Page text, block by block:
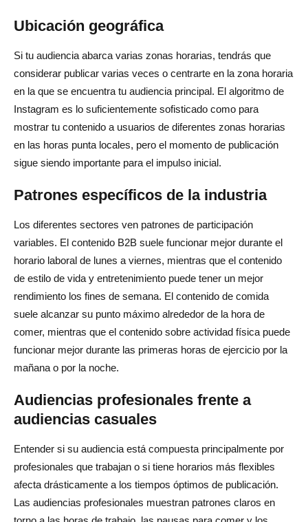
Ubicación geográfica
Si tu audiencia abarca varias zonas horarias, tendrás que
considerar publicar varias veces o centrarte en la zona horaria
en la que se encuentra tu audiencia principal. El algoritmo de
Instagram es lo suficientemente sofisticado como para
mostrar tu contenido a usuarios de diferentes zonas horarias
en las horas punta locales, pero el momento de publicación
sigue siendo importante para el impulso inicial.
Patrones específicos de la industria
Los diferentes sectores ven patrones de participación
variables. El contenido B2B suele funcionar mejor durante el
horario laboral de lunes a viernes, mientras que el contenido
de estilo de vida y entretenimiento puede tener un mejor
rendimiento los fines de semana. El contenido de comida
suele alcanzar su punto máximo alrededor de la hora de
comer, mientras que el contenido sobre actividad física puede
funcionar mejor durante las primeras horas de ejercicio por la
mañana o por la noche.
Audiencias profesionales frente a
audiencias casuales
Entender si su audiencia está compuesta principalmente por
profesionales que trabajan o si tiene horarios más flexibles
afecta drásticamente a los tiempos óptimos de publicación.
Las audiencias profesionales muestran patrones claros en